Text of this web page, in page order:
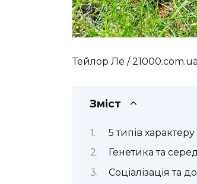
Тейлор Ле / 21000.com.ua
Зміст
5 типів
Генетика та
Соціалізація та